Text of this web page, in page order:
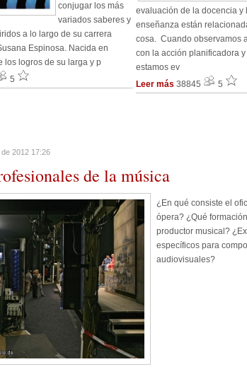
conjugar los más
variados saberes y
a lo largo de su carrera
Espinosa. Nacida en
los logros de su larga y p
5
evaluación de la docencia y
enseñanza están
cosa. Cuando observamos
con la acción planificadora
estamos ev
Leer más 38845 5
2012 17:26
de la música
¿En qué consiste el
ópera? ¿Qué
productor musical?
específicos para
audiovisuales?